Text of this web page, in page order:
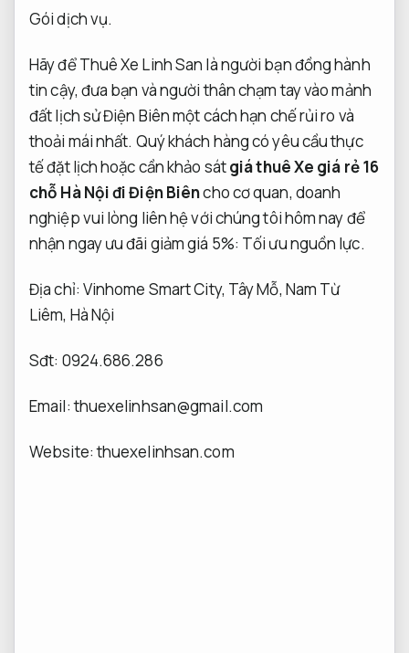
Gói dịch vụ.
Hãy để Thuê Xe Linh San là người bạn đồng hành
tin cậy, đưa bạn và người thân chạm tay vào mảnh
đất lịch sử Điện Biên một cách hạn chế rủi ro và
thoải mái nhất. Quý khách hàng có yêu cầu thực
tế đặt lịch hoặc cần khảo sátgiá thuê Xe giá rẻ 16
chỗ Hà Nội đi Điện Biêncho cơ quan, doanh
nghiệp vui lòng liên hệ với chúng tôi hôm nay để
nhận ngay ưu đãi giảm giá 5%: Tối ưu nguồn lực.
Địa chỉ: Vinhome Smart City, Tây Mỗ, Nam Từ
Liêm, Hà Nội
Sđt: 0924.686.286
Email: thuexelinhsan@gmail.com
Website: thuexelinhsan.com